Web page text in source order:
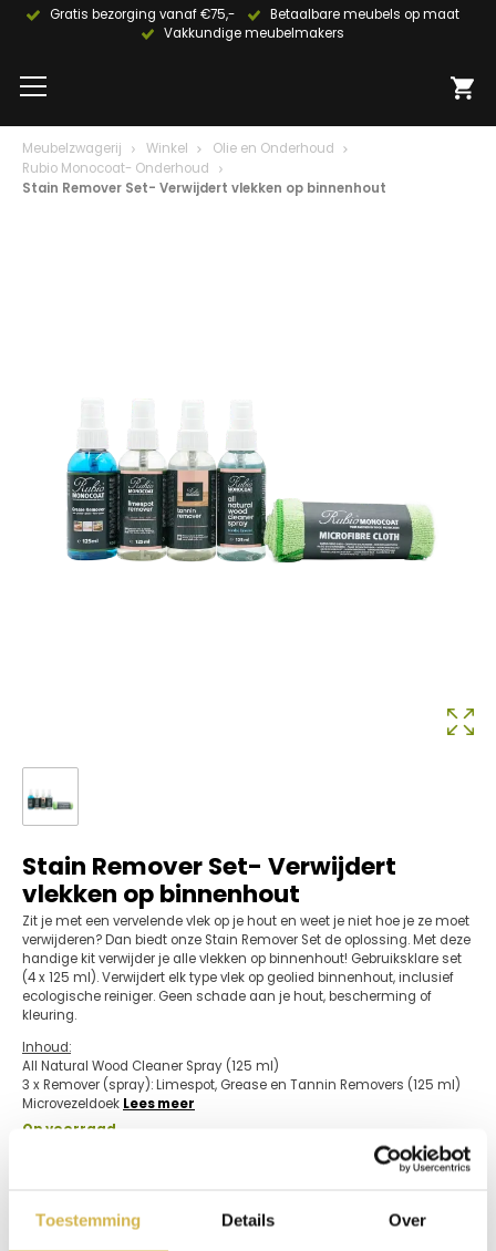
Toestemming Details Over
Gratis bezorging vanaf €75,-
Betaalbare meubels op maat
Vakkundige meubelmakers
Meubelzwagerij Winkel
Olie en Onderhoud
Rubio Monocoat- Onderhoud
Stain Remover Set- Verwijdert vlekken op binnenhout
Stain Remover Set- Verwijdert
vlekken op binnenhout
Zit je met een vervelende vlek op je hout en weet je niet hoe je ze moet
verwijderen? Dan biedt onze Stain Remover Set de oplossing. Met deze
handige kit verwijder je alle vlekken op binnenhout! Gebruiksklare set
(4 x 125 ml). Verwijdert elk type vlek op geolied binnenhout, inclusief
ecologische reiniger. Geen schade aan je hout, bescherming of
kleuring.
Inhoud:
All Natural Wood Cleaner Spray (125 ml)
3 x Remover (spray): Limespot, Grease en Tannin Removers (125 ml)
Microvezeldoek Lees meer
Op voorraad